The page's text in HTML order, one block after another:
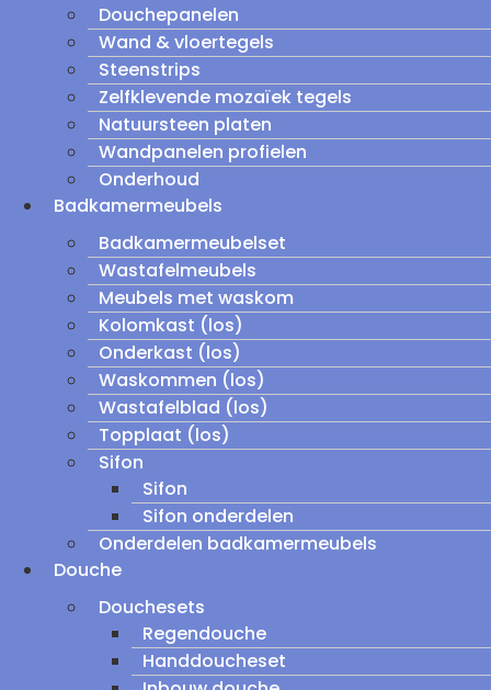
Douchepanelen
Wand & vloertegels
Steenstrips
Zelfklevende mozaïek tegels
Natuursteen platen
Wandpanelen profielen
Onderhoud
Badkamermeubels
Badkamermeubelset
Wastafelmeubels
Meubels met waskom
Kolomkast (los)
Onderkast (los)
Waskommen (los)
Wastafelblad (los)
Topplaat (los)
Sifon
Sifon
Sifon onderdelen
Onderdelen badkamermeubels
Douche
Douchesets
Regendouche
Handdoucheset